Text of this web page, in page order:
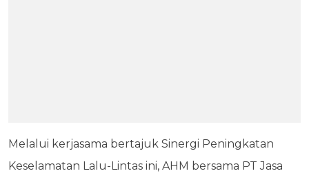
Melalui kerjasama bertajuk Sinergi Peningkatan
Keselamatan Lalu-Lintas ini, AHM bersama PT Jasa